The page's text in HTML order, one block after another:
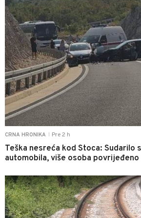
CRNA HRONIKA Pre 2 h
Teška nesreća kod Stoca: Sudarilo
automobila, više osoba povrijeđeno